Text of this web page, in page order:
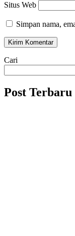
Situs Web
Simpan nama,
Cari
Post Terbaru